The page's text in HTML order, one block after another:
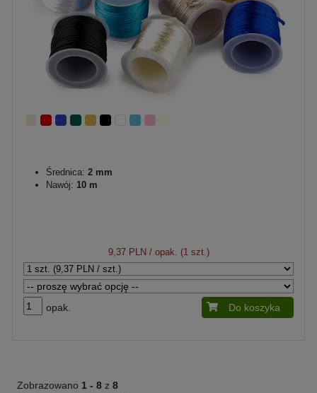
Średnica: 2 mm
Nawój: 10 m
9,37 PLN / opak. (1 szt.)
opak. Do koszyka
Zobrazowano 1 - 8 z 8